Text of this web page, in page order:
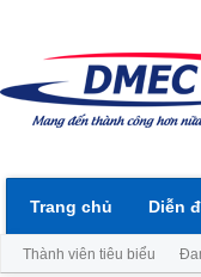
Trang chủ Diễn
Thành viên tiêu biểu